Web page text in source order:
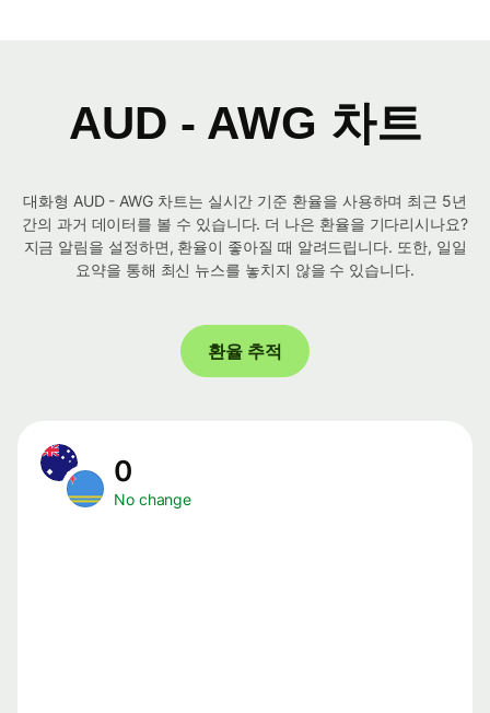
AUD - AWG 차트
대화형 AUD - AWG 차트는 실시간 기준 환율을 사용하며 최근 5년
간의 과거 데이터를 볼 수 있습니다. 더 나은 환율을 기다리시나요?
지금 알림을 설정하면, 환율이 좋아질 때 알려드립니다. 또한, 일일
요약을 통해 최신 뉴스를 놓치지 않을 수 있습니다.
환율 추적
0
No change